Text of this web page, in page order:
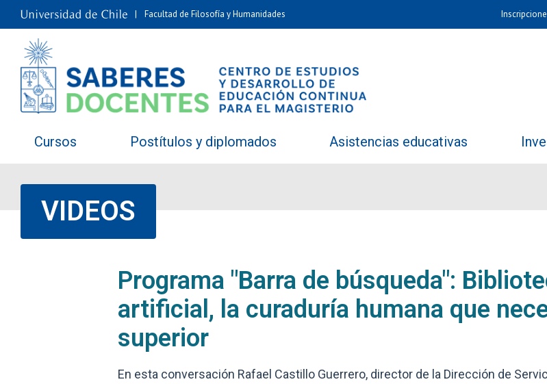
Facultad de Filosofía y Humanidades
Cursos Postítulos y diplomados Asistencias educativas
VIDEOS
Programa "Barra de búsqueda":
artificial, la curaduría humana que
superior
En esta conversación Rafael Castillo Guerrero, director de la Dirección de